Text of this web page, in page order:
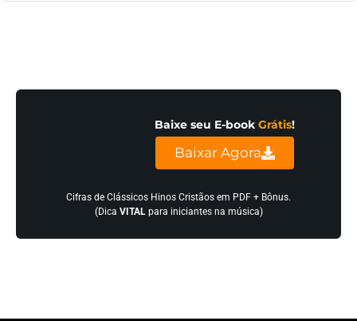
Baixe seu E-book Grátis!
Baixar Agora
Cifras de Clássicos Hinos Cristãos em PDF + Bônus.
(Dica VITALpara iniciantes na música)